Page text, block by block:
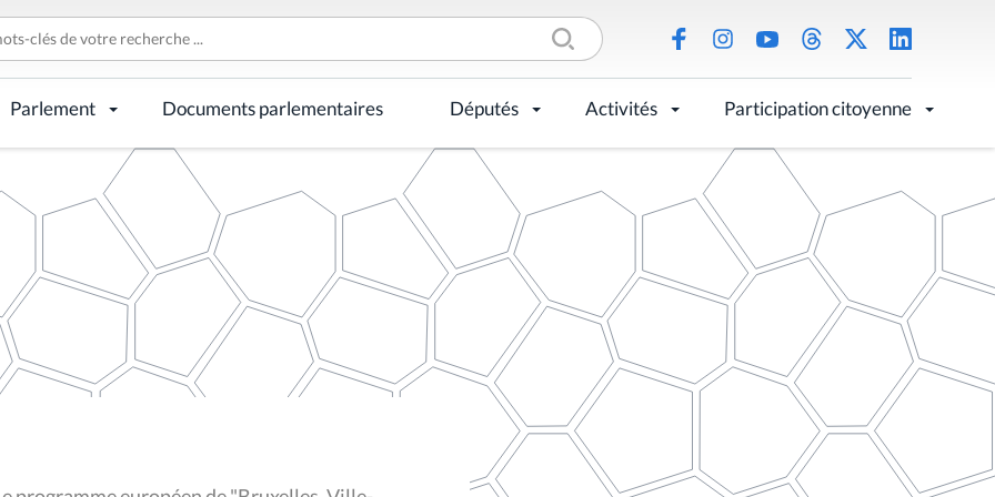
Parlement Documents parlementaires Députés Activités Participation citoyenne